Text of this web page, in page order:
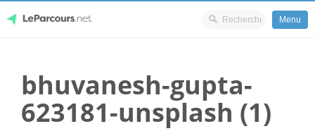
content
Menu
bhuvanesh-gupta-
623181-unsplash (1)